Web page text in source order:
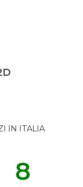
IN ITALIA
8